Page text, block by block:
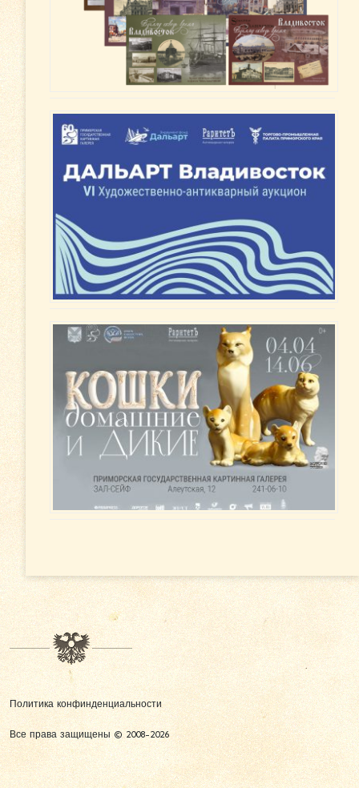
Политика конфинденциальности
Все права защищены © 2008-2026